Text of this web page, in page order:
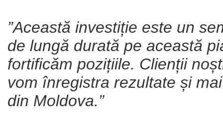
”Această investiție este un
de lungă durată pe această
fortificăm pozițiile. Clienții
vom înregistra rezultate și
din Moldova.”